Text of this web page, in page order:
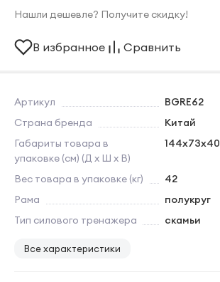
Артикул
BGRE62
Страна бренда
Китай
Габариты товара в
упаковке (см) (Д х Ш х В)
144х73х40
Вес товара в упаковке (кг)
42
Рама
полукруг
Тип силового тренажера
скамьи
Все характеристики
Нашли дешевле? Получите скидку!
В избранное Сравнить